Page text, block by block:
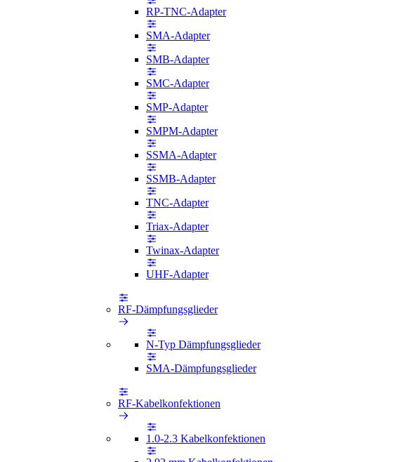
RP-TNC-Adapter
SMA-Adapter
SMB-Adapter
SMC-Adapter
SMP-Adapter
SMPM-Adapter
SSMA-Adapter
SSMB-Adapter
TNC-Adapter
Triax-Adapter
Twinax-Adapter
UHF-Adapter
RF-Dämpfungsglieder
N-Typ Dämpfungsglieder
SMA-Dämpfungsglieder
RF-Kabelkonfektionen
1.0-2.3 Kabelkonfektionen